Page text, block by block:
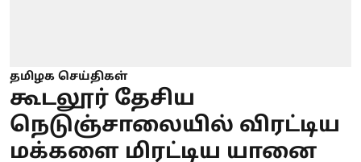
தமிழக செய்திகள்
கூடலூர் தேசிய
நெடுஞ்சாலையில் விரட்டிய
மக்களை மிரட்டிய யானை